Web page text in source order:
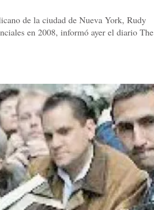
de la ciudad de Nueva York, Rudy
en 2008, informó ayer el diario The